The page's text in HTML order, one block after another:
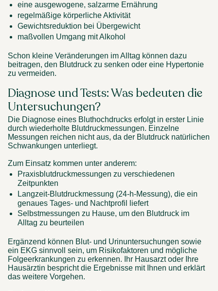
eine ausgewogene, salzarme Ernährung
regelmäßige körperliche Aktivität
Gewichtsreduktion bei Übergewicht
maßvollen Umgang mit Alkohol
Schon kleine Veränderungen im Alltag können dazu
beitragen, den Blutdruck zu senken oder eine Hypertonie
zu vermeiden.
Diagnose und Tests: Was bedeuten die
Untersuchungen?
Die Diagnose eines Bluthochdrucks erfolgt in erster Linie
durch wiederholte Blutdruckmessungen. Einzelne
Messungen reichen nicht aus, da der Blutdruck natürlichen
Schwankungen unterliegt.
Zum Einsatz kommen unter anderem:
Praxisblutdruckmessungen zu verschiedenen
Zeitpunkten
Langzeit-Blutdruckmessung (24-h-Messung), die ein
genaues Tages- und Nachtprofil liefert
Selbstmessungen zu Hause, um den Blutdruck im
Alltag zu beurteilen
Ergänzend können Blut- und Urinuntersuchungen sowie
ein EKG sinnvoll sein, um Risikofaktoren und mögliche
Folgeerkrankungen zu erkennen. Ihr Hausarzt oder Ihre
Hausärztin bespricht die Ergebnisse mit Ihnen und erklärt
das weitere Vorgehen.